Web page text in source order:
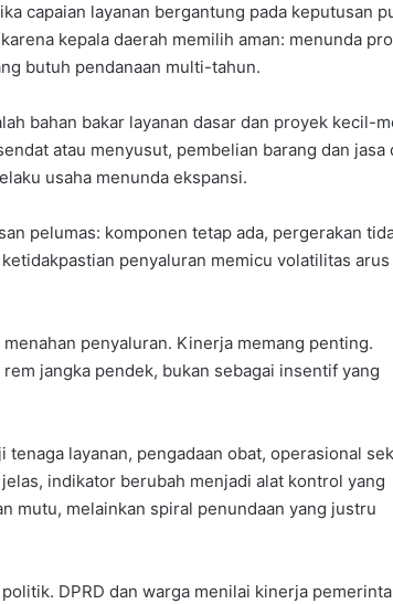
capaian layanan bergantung pada keputusan
kepala daerah memilih aman: menunda
butuh pendanaan multi-tahun.
bahan bakar layanan dasar dan proyek kecil-
atau menyusut, pembelian barang dan jasa
usaha menunda ekspansi.
pelumas: komponen tetap ada, pergerakan
penyaluran memicu volatilitas arus
penyaluran. Kinerja memang penting.
jangka pendek, bukan sebagai insentif yang
layanan, pengadaan obat, operasional
indikator berubah menjadi alat kontrol yang
mutu, melainkan spiral penundaan yang justru
DPRD dan warga menilai kinerja